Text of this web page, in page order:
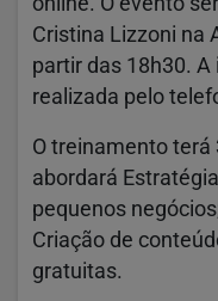
Cristina Lizzoni na
partir das 18h30.
realizada pelo
O treinamento terá
abordará
pequenos
Criação de
gratuitas.